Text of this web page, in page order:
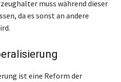
muss während dieser
da es sonst an andere
ist eine Reform der